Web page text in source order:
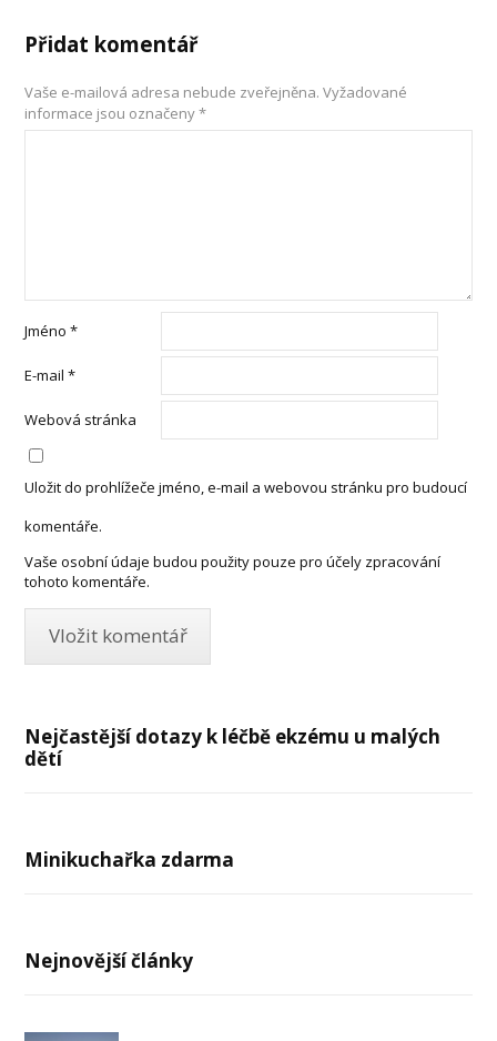
Přidat komentář
Vaše e-mailová adresa nebude zveřejněna. Vyžadované
informace jsou označeny*
Jméno*
E-mail*
Webová stránka
Uložit do prohlížeče jméno, e-mail a webovou stránku pro budoucí
komentáře.
Vaše osobní údaje budou použity pouze pro účely zpracování
tohoto komentáře.
Nejčastější dotazy k léčbě ekzému u malých
dětí
Minikuchařka zdarma
Nejnovější články